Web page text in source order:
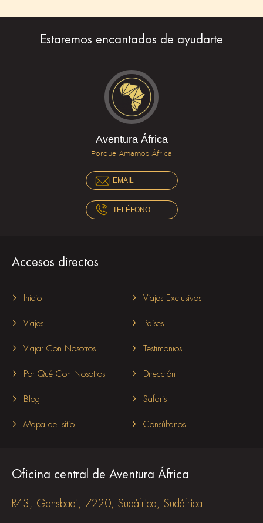
Estaremos encantados de ayudarte
Aventura África
Porque Amamos África
EMAIL
TELÉFONO
Accesos directos
Inicio Viajes Exclusivos
Viajes Países
Viajar Con Nosotros Testimonios
Por Qué Con Nosotros Dirección
Blog Safaris
Mapa del sitio Consúltanos
Oficina central de Aventura África
R43, Gansbaai, 7220, Sudáfrica, Sudáfrica